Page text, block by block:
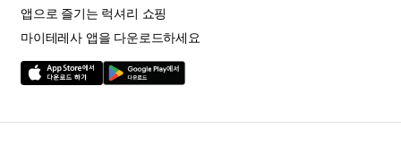
앱으로 즐기는 럭셔리 쇼핑
마이테레사 앱을 다운로드하세요